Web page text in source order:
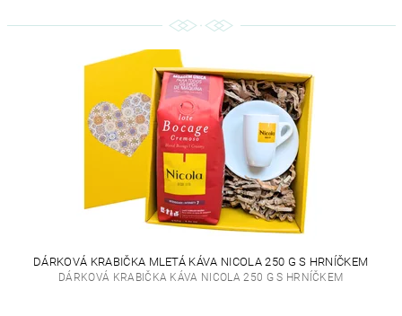
DÁRKOVÁ KRABIČKA MLETÁ KÁVA NICOLA 250 G S HRNÍČKEM
DÁRKOVÁ KRABIČKA KÁVA NICOLA 250 G S HRNÍČKEM